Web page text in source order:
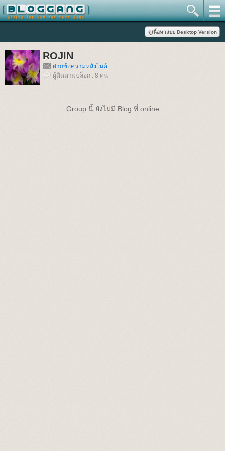
ROJIN
ฝากข้อความหลังไมค์
ผู้ติดตามบล็อก : 8 คน
Group นี้ ยังไม่มี Blog ที่ online